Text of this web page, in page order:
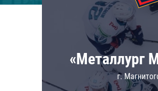
ЦСКА
«Металлург
г.